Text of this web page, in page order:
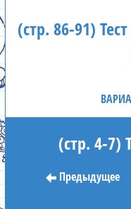
(стр. 86-91)
(стр. 4-7)
Предыдущее